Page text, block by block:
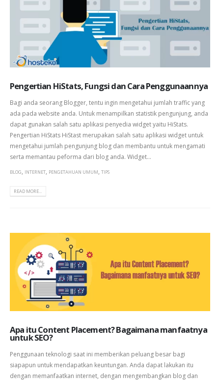
Pengertian HiStats, Fungsi dan Cara Penggunaannya
Bagi anda seorang Blogger, tentu ingin mengetahui jumlah traffic yang
ada pada website anda. Untuk menampilkan statistik pengunjung, anda
dapat gunakan salah satu aplikasi penyedia widget yaitu HiStats.
Pengertian HiStats HiStast merupakan salah satu aplikasi widget untuk
mengetahui jumlah pengunjung blog dan membantu untuk mengamati
serta memantau peforma dari blog anda. Widget...
BLOG INTERNET PENGETAHUAN UMUM TIPS
READ MORE...
Apa itu Content Placement? Bagaimana manfaatnya
untuk SEO?
Penggunaan teknologi saat ini memberikan peluang besar bagi
siapapun untuk mendapatkan keuntungan. Anda dapat lakukan itu
dengan memanfaatkan internet, dengan mengembangkan blog dan